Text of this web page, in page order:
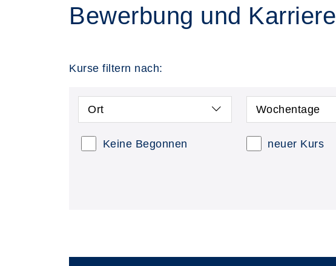
Bewerbung und Karriere
Kurse filtern nach:
Ort Wochentage
Keine Begonnen neuer Kurs